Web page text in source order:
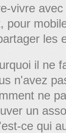
vivre
pour
les
il ne
n'avez
ne
un
ce qui